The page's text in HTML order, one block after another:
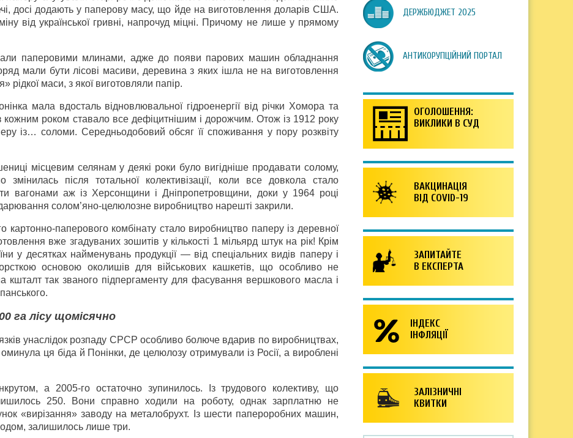
досі додають у паперову масу, що йде на виготовлення доларів США.
від української гривні, напрочуд міцні. Причому не лише у прямому
паперовими млинами, адже до появи парових машин обладнання
мали бути лісові масиви, деревина з яких ішла не на виготовлення
рідкої маси, з якої виготовляли папір.
мала вдосталь відновлювальної гідроенергії від річки Хомора та
роком ставало все дефіцитнішим і дорожчим. Отож із 1912 року
із… соломи. Середньодобовий обсяг її споживання у пору розквіту
місцевим селянам у деякі роки було вигідніше продавати солому,
після тотальної колективізації, коли все довкола стало
вагонами аж із Херсонщини і Дніпропетровщини, доки у 1964 році
солом’яно-целюлозне виробництво нарешті закрили.
картонно-паперового комбінату стало виробництво паперу із деревної
вже згадуваних зошитів у кількості 1 мільярд штук на рік! Крім
у десятках найменувань продукції — від спеціальних видів паперу і
основою околишів для військових кашкетів, що особливо не
кшталт так званого підпергаменту для фасування вершкового масла і
га лісу щомісячно
унаслідок розпаду СРСР особливо болюче вдарив по виробництвах,
ця біда й Понінки, де целюлозу отримували із Росії, а вироблені
а 2005-го остаточно зупинилось. Із трудового колективу, що
250. Вони справно ходили на роботу, однак зарплатню не
«вирізання» заводу на металобрухт. Із шести папероробних машин,
залишилось лише три.
ДЕРЖБЮДЖЕТ 2025
АНТИКОРУПЦІЙНИЙ ПОРТАЛ
ОГОЛОШЕННЯ:
ВИКЛИКИ В СУД
ВАКЦИНАЦІЯ
ВІД COVID-19
ЗАПИТАЙТЕ
В ЕКСПЕРТА
ІНДЕКС
ІНФЛЯЦІЇ
ЗАЛІЗНИЧНІ
КВИТКИ